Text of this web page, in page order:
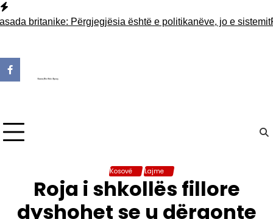
Skip
tobritanike: Përgjegjësia është e politikanëve, jo e sistemit
Kosovë Lajme
Roja i shkollës fillore
dyshohet se u dërgonte